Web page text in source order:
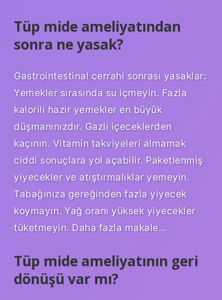
Tüp mide ameliyatından
sonra ne yasak?
Gastrointestinal cerrahi sonrası yasaklar:
Yemekler sırasında su içmeyin. Fazla
kalorili hazır yemekler en büyük
düşmanınızdır. Gazlı içeceklerden
kaçının. Vitamin takviyeleri almamak
ciddi sonuçlara yol açabilir. Paketlenmiş
yiyecekler ve atıştırmalıklar yemeyin.
Tabağınıza gereğinden fazla yiyecek
koymayın. Yağ oranı yüksek yiyecekler
tüketmeyin. Daha fazla makale…
Tüp mide ameliyatının geri
dönüşü var mı?